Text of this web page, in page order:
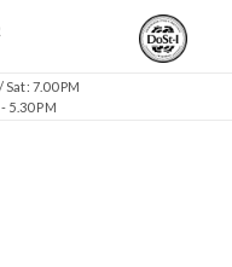
7.00 PM
5.30 PM